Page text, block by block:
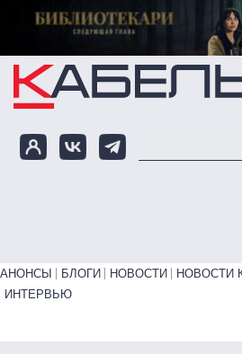
Перейти к основному содержанию
Primary links bottom
АНОНСЫ БЛОГИ НОВОСТИ НОВОСТИ
ИНТЕРВЬЮ